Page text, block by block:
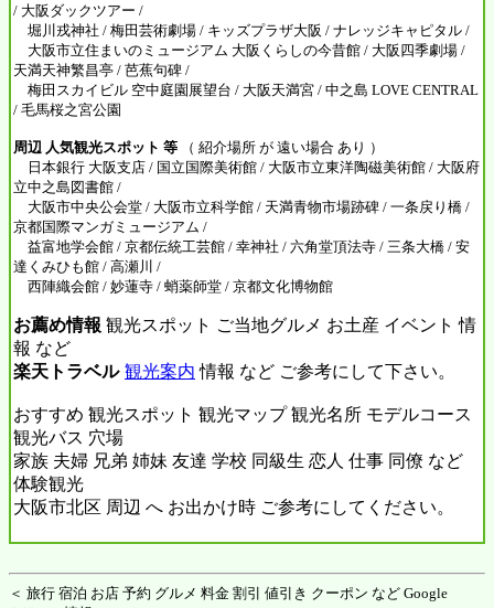
/ 大阪ダックツアー /
堀川戎神社 / 梅田芸術劇場 / キッズプラザ大阪 / ナレッジキャピタル /
大阪市立住まいのミュージアム 大阪くらしの今昔館 / 大阪四季劇場 /
天満天神繁昌亭 / 芭蕉句碑 /
梅田スカイビル 空中庭園展望台 / 大阪天満宮 / 中之島 LOVE CENTRAL
/ 毛馬桜之宮公園
周辺 人気観光スポット 等 （ 紹介場所 が 遠い場合 あり ）
日本銀行 大阪支店 / 国立国際美術館 / 大阪市立東洋陶磁美術館 / 大阪府
立中之島図書館 /
大阪市中央公会堂 / 大阪市立科学館 / 天満青物市場跡碑 / 一条戻り橋 /
京都国際マンガミュージアム /
益富地学会館 / 京都伝統工芸館 / 幸神社 / 六角堂頂法寺 / 三条大橋 / 安
達くみひも館 / 高瀬川 /
西陣織会館 / 妙蓮寺 / 蛸薬師堂 / 京都文化博物館
お薦め情報 観光スポット ご当地グルメ お土産 イベント 情
報 など
楽天トラベル 観光案内 情報 など ご参考にして下さい。
おすすめ 観光スポット 観光マップ 観光名所 モデルコース
観光バス 穴場
家族 夫婦 兄弟 姉妹 友達 学校 同級生 恋人 仕事 同僚 など
体験観光
大阪市北区 周辺 へ お出かけ時 ご参考にしてください。
＜ 旅行 宿泊 お店 予約 グルメ 料金 割引 値引き クーポン など Google